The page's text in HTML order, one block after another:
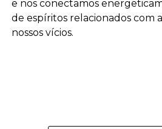
e nos conectamos
de espíritos relacionados com
nossos vícios.